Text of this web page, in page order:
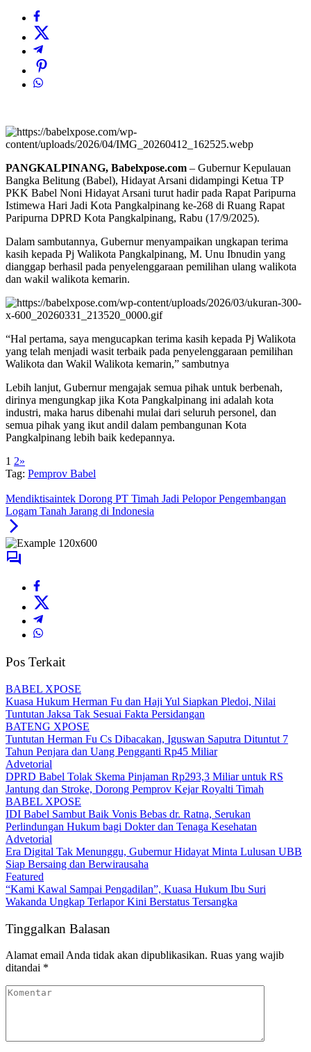
PANGKALPINANG, Babelxpose.com – Gubernur Kepulauan
Bangka Belitung (Babel), Hidayat Arsani didampingi Ketua TP
PKK Babel Noni Hidayat Arsani turut hadir pada Rapat Paripurna
Istimewa Hari Jadi Kota Pangkalpinang ke-268 di Ruang Rapat
Paripurna DPRD Kota Pangkalpinang, Rabu (17/9/2025).
Dalam sambutannya, Gubernur menyampaikan ungkapan terima
kasih kepada Pj Walikota Pangkalpinang, M. Unu Ibnudin yang
dianggap berhasil pada penyelenggaraan pemilihan ulang walikota
dan wakil walikota kemarin.
“Hal pertama, saya mengucapkan terima kasih kepada Pj Walikota
yang telah menjadi wasit terbaik pada penyelenggaraan pemilihan
Walikota dan Wakil Walikota kemarin,” sambutnya
Lebih lanjut, Gubernur mengajak semua pihak untuk berbenah,
dirinya mengungkap jika Kota Pangkalpinang ini adalah kota
industri, maka harus dibenahi mulai dari seluruh personel, dan
semua pihak yang ikut andil dalam pembangunan Kota
Pangkalpinang lebih baik kedepannya.
1 2»
Tag: Pemprov Babel
Mendiktisaintek Dorong PT Timah Jadi Pelopor Pengembangan
Logam Tanah Jarang di Indonesia
Pos Terkait
BABEL XPOSE
Kuasa Hukum Herman Fu dan Haji Yul Siapkan Pledoi, Nilai
Tuntutan Jaksa Tak Sesuai Fakta Persidangan
BATENG XPOSE
Tuntutan Herman Fu Cs Dibacakan, Iguswan Saputra Dituntut 7
Tahun Penjara dan Uang Pengganti Rp45 Miliar
Advetorial
DPRD Babel Tolak Skema Pinjaman Rp293,3 Miliar untuk RS
Jantung dan Stroke, Dorong Pemprov Kejar Royalti Timah
BABEL XPOSE
IDI Babel Sambut Baik Vonis Bebas dr. Ratna, Serukan
Perlindungan Hukum bagi Dokter dan Tenaga Kesehatan
Advetorial
Era Digital Tak Menunggu, Gubernur Hidayat Minta Lulusan UBB
Siap Bersaing dan Berwirausaha
Featured
“Kami Kawal Sampai Pengadilan”, Kuasa Hukum Ibu Suri
Wakanda Ungkap Terlapor Kini Berstatus Tersangka
Tinggalkan Balasan
Alamat email Anda tidak akan dipublikasikan. Ruas yang wajib
ditandai *